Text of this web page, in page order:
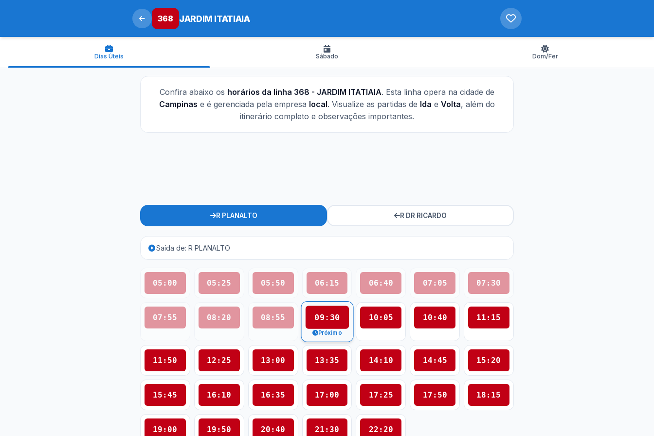
368 JARDIM ITATIAIA
Dias Úteis Sábado Dom/Fer
Confira abaixo os horários da linha 368 - JARDIM ITATIAIA. Esta linha opera na cidade de
Campinas e é gerenciada pela empresa local. Visualize as partidas de Ida e Volta, além do
itinerário completo e observações importantes.
R PLANALTO R DR RICARDO
Saída de: R PLANALTO
05:00 05:25 05:50 06:15 06:40 07:05 07:30
07:55 08:20 08:55 09:30
Próximo
10:05 10:40 11:15
11:50 12:25 13:00 13:35 14:10 14:45 15:20
15:45 16:10 16:35 17:00 17:25 17:50 18:15
19:00 19:50 20:40 21:30 22:20